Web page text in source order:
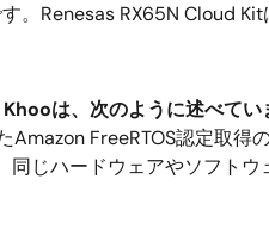
。Renesas RX65N Cloud
は、次のように述べてい
FreeRTOS認定取
じハードウェアやソフトウ